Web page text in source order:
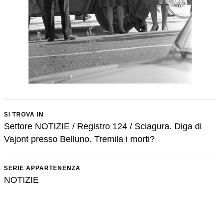
SI TROVA IN
Settore NOTIZIE / Registro 124 / Sciagura. Diga di
Vajont presso Belluno. Tremila i morti?
SERIE APPARTENENZA
NOTIZIE